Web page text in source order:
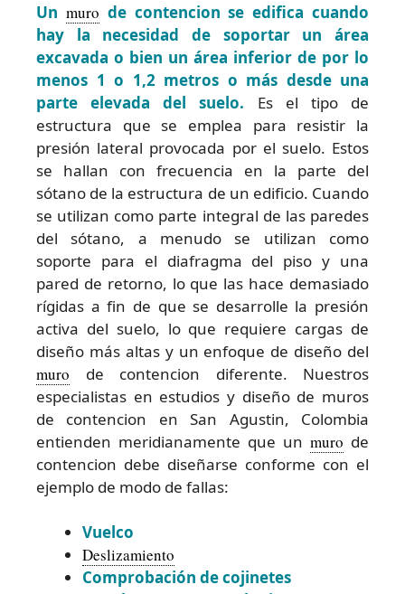
Un muro de contencion se edifica cuando
hay la necesidad de soportar un área
excavada o bien un área inferior de por lo
menos 1 o 1,2 metros o más desde una
parte elevada del suelo. Es el tipo de
estructura que se emplea para resistir la
presión lateral provocada por el suelo. Estos
se hallan con frecuencia en la parte del
sótano de la estructura de un edificio. Cuando
se utilizan como parte integral de las paredes
del sótano, a menudo se utilizan como
soporte para el diafragma del piso y una
pared de retorno, lo que las hace demasiado
rígidas a fin de que se desarrolle la presión
activa del suelo, lo que requiere cargas de
diseño más altas y un enfoque de diseño del
muro de contencion diferente. Nuestros
especialistas en estudios y diseño de muros
de contencion en San Agustin, Colombia
entienden meridianamente que un muro de
contencion debe diseñarse conforme con el
ejemplo de modo de fallas:
Vuelco
Deslizamiento
Comprobación de cojinetes